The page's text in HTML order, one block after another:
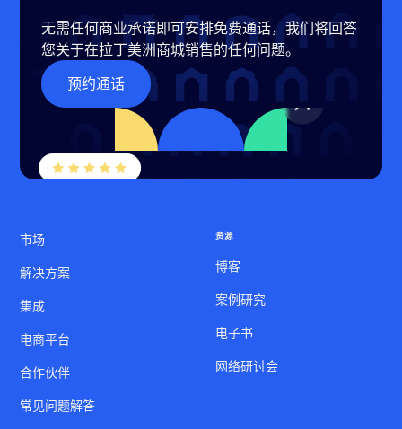
无需任何商业承诺即可安排免费通话，我们将回答
您关于在拉丁美洲商城销售的任何问题。
预约通话
市场
解决方案
集成
电商平台
合作伙伴
常见问题解答
资源
博客
案例研究
电子书
网络研讨会